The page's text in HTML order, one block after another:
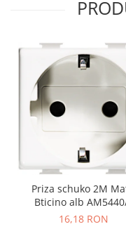
Priza schuko 2M
Bticino alb
16,18 RON